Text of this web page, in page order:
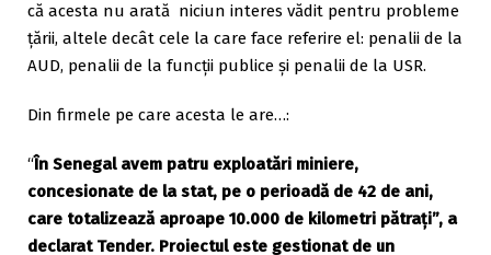
că acesta nu arată niciun interes vădit pentru probleme
țării, altele decât cele la care face referire el: penalii de la
AUD, penalii de la funcții publice și penalii de la USR.
Din firmele pe care acesta le are…:
“În Senegal avem patru exploatări miniere,
concesionate de la stat, pe o perioadă de 42 de ani,
care totalizează aproape 10.000 de kilometri pătraţi”, a
declarat Tender. Proiectul este gestionat de un